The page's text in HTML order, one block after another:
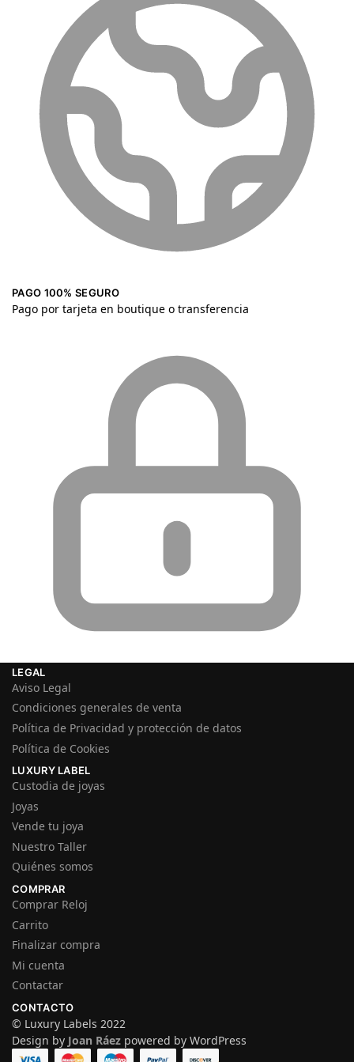
PAGO 100% SEGURO
Pago por tarjeta en boutique o transferencia
LEGAL
Aviso Legal
Condiciones generales de venta
Política de Privacidad y protección de datos
Política de Cookies
LUXURY LABEL
Custodia de joyas
Joyas
Vende tu joya
Nuestro Taller
Quiénes somos
COMPRAR
Comprar Reloj
Carrito
Finalizar compra
Mi cuenta
Contactar
CONTACTO
© Luxury Labels 2022
Design by Joan Ráez powered by WordPress